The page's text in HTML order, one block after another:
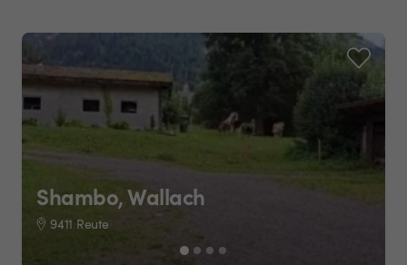
Shambo, Wallach
9411 Reute